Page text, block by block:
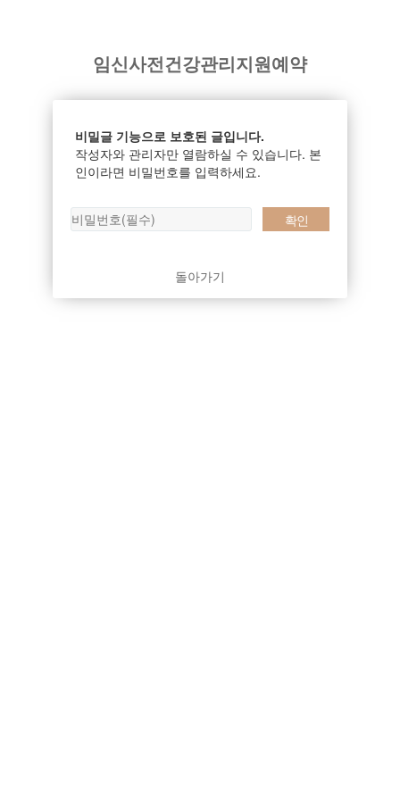
임신사전건강관리지원예약
비밀글 기능으로 보호된 글입니다.
작성자와 관리자만 열람하실 수 있습니다. 본
인이라면 비밀번호를 입력하세요.
돌아가기